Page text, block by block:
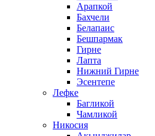
Арапкой
Бахчели
Белапаис
Бешпармак
Гирне
Лапта
Нижний Гирне
Эсентепе
Лефке
Багликой
Чамликой
Никосия